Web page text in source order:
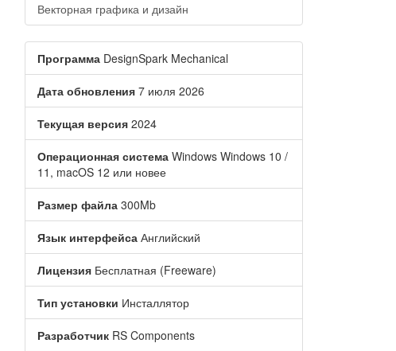
Векторная графика и дизайн
Программа DesignSpark Mechanical
Дата обновления 7 июля 2026
Текущая версия 2024
Операционная система Windows Windows 10 /
11, macOS 12 или новее
Размер файла 300Mb
Язык интерфейса Английский
Лицензия Бесплатная (Freeware)
Тип установки Инсталлятор
Разработчик RS Components